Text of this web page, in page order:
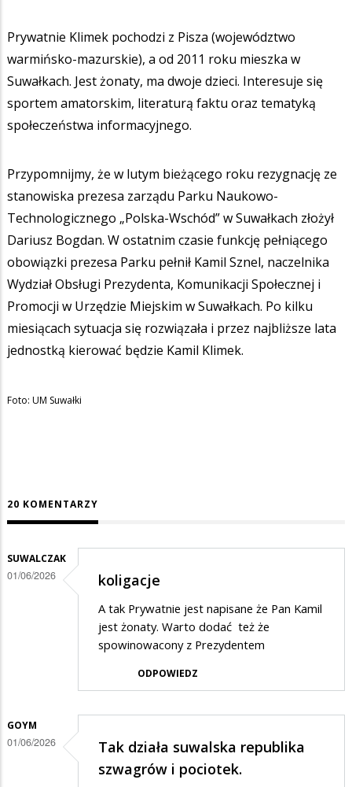
Prywatnie Klimek pochodzi z Pisza (województwo
warmińsko-mazurskie), a od 2011 roku mieszka w
Suwałkach. Jest żonaty, ma dwoje dzieci. Interesuje się
sportem amatorskim, literaturą faktu oraz tematyką
społeczeństwa informacyjnego.
Przypomnijmy, że w lutym bieżącego roku rezygnację ze
stanowiska prezesa zarządu Parku Naukowo-
Technologicznego „Polska-Wschód” w Suwałkach złożył
Dariusz Bogdan. W ostatnim czasie funkcję pełniącego
obowiązki prezesa Parku pełnił Kamil Sznel, naczelnika
Wydział Obsługi Prezydenta, Komunikacji Społecznej i
Promocji w Urzędzie Miejskim w Suwałkach. Po kilku
miesiącach sytuacja się rozwiązała i przez najbliższe lata
jednostką kierować będzie Kamil Klimek.
Foto: UM Suwałki
20 KOMENTARZY
SUWALCZAK
01/06/2026 koligacje
A tak Prywatnie jest napisane że Pan Kamil
jest żonaty. Warto dodać też że
spowinowacony z Prezydentem
ODPOWIEDZ
GOYM
01/06/2026
Tak działa suwalska republika
szwagrów i pociotek.